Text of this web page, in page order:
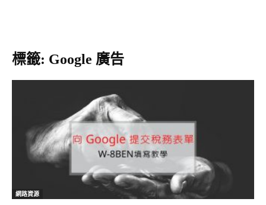
標籤: Google 廣告
網路資源